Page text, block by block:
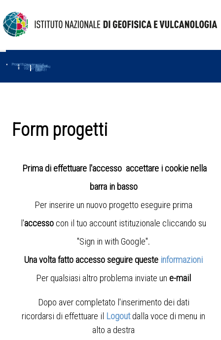
Progetti
Progetti Dipartimentali
AmbienteAmused
Macmap
Tropomag
TerremotiFurther
Muse
Vulcani First
Impact
Love-cf
Uno
Form progetti
Prima di effettuare l'accesso accettare i cookie nella
barra in basso
Per inserire un nuovo progetto eseguire prima
l'accesso con il tuo account istituzionale cliccando su
"Sign in with Google".
Una volta fatto accesso seguire queste informazioni
Per qualsiasi altro problema inviate un e-mail
Dopo aver completato l'inserimento dei dati
ricordarsi di effettuare il Logout dalla voce di menu in
alto a destra